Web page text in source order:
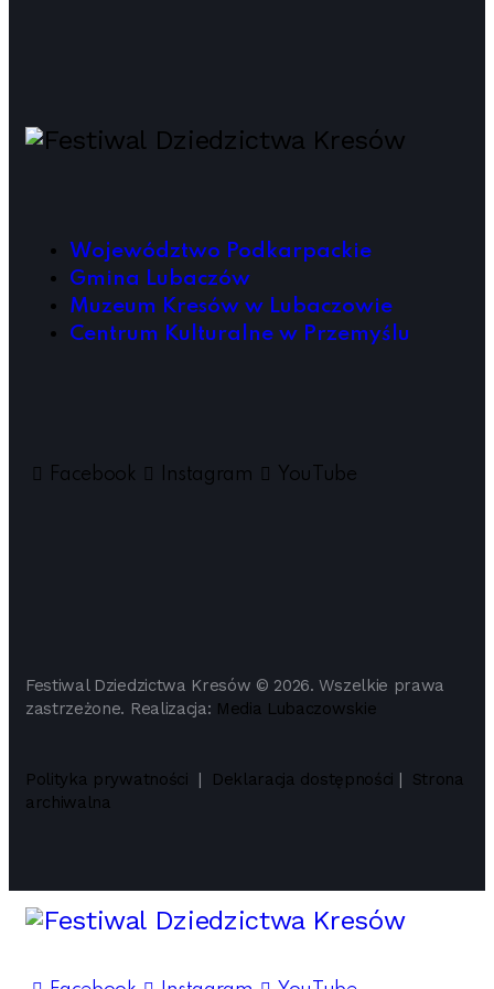
Województwo Podkarpackie
Gmina Lubaczów
Muzeum Kresów w Lubaczowie
Centrum Kulturalne w Przemyślu
Facebook Instagram YouTube
Festiwal Dziedzictwa Kresów © 2026. Wszelkie prawa
zastrzeżone. Realizacja: Media Lubaczowskie
Polityka prywatności | Deklaracja dostępności | Strona
archiwalna